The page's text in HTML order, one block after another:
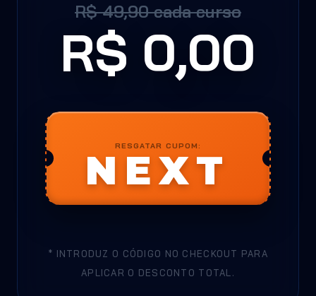
R$ 49,90 cada curso
R$ 0,00
RESGATAR CUPOM:
NEXT
* INTRODUZ O CÓDIGO NO CHECKOUT PARA
APLICAR O DESCONTO TOTAL.